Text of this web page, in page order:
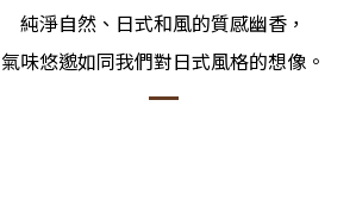
純淨自然、日式和風的質感幽香，
氣味悠邈如同我們對日式風格的想像。